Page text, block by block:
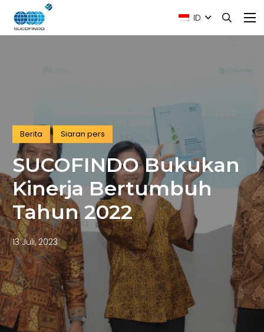
ID
Berita Siaran pers
SUCOFINDO Bukukan
Kinerja Bertumbuh
Tahun 2022
13 Juli, 2023